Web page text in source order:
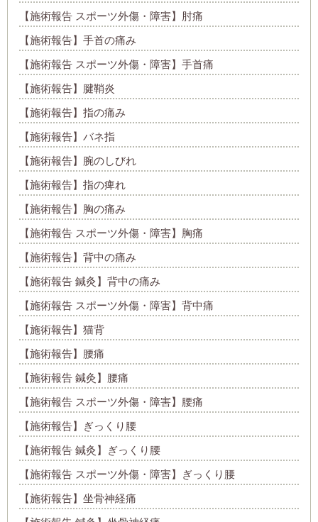
【施術報告 スポーツ外傷・障害】肘痛
【施術報告】手首の痛み
【施術報告 スポーツ外傷・障害】手首痛
【施術報告】腱鞘炎
【施術報告】指の痛み
【施術報告】バネ指
【施術報告】腕のしびれ
【施術報告】指の痺れ
【施術報告】胸の痛み
【施術報告 スポーツ外傷・障害】胸痛
【施術報告】背中の痛み
【施術報告 鍼灸】背中の痛み
【施術報告 スポーツ外傷・障害】背中痛
【施術報告】猫背
【施術報告】腰痛
【施術報告 鍼灸】腰痛
【施術報告 スポーツ外傷・障害】腰痛
【施術報告】ぎっくり腰
【施術報告 鍼灸】ぎっくり腰
【施術報告 スポーツ外傷・障害】ぎっくり腰
【施術報告】坐骨神経痛